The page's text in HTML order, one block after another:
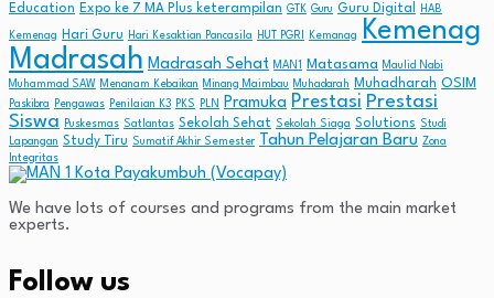
Education Expo ke 7 MA Plus keterampilan GTK Guru Guru Digital HAB
Kemenag Hari Guru Hari Kesaktian Pancasila HUT PGRI Kemanag Kemenag
Madrasah Madrasah Sehat MAN1 Matasama
Maulid Nabi
Muhammad SAW
Menanam Kebaikan Minang Maimbau Muhadarah Muhadharah OSIM
Paskibra Pengawas Penilaian K3 PKS PLN Pramuka Prestasi Prestasi
Siswa
Puskesmas Satlantas Sekolah Sehat Sekolah Siaga Solutions
Studi
Lapangan Study Tiru Sumatif Akhir Semester Tahun Pelajaran Baru Zona
Integritas
We have lots of courses and programs from the main market
experts.
Follow us